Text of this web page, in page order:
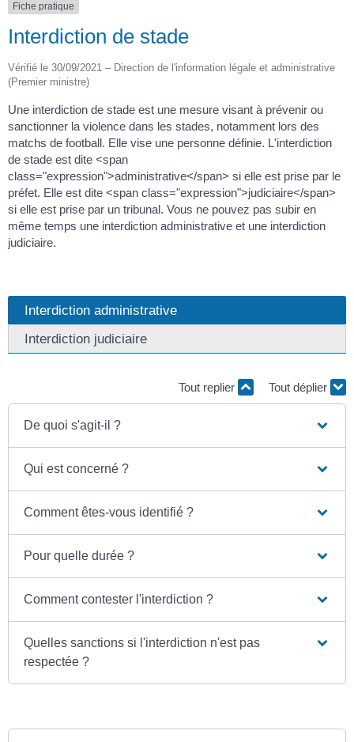
Fiche pratique
Interdiction de stade
Vérifié le 30/09/2021 – Direction de l'information légale et administrative
(Premier ministre)
Une interdiction de stade est une mesure visant à prévenir ou
sanctionner la violence dans les stades, notamment lors des
matchs de football. Elle vise une personne définie. L'interdiction
de stade est dite <span
class="expression">administrative</span> si elle est prise par le
préfet. Elle est dite <span class="expression">judiciaire</span>
si elle est prise par un tribunal. Vous ne pouvez pas subir en
même temps une interdiction administrative et une interdiction
judiciaire.
Interdiction administrative
Interdiction judiciaire
Tout replier Tout déplier
De quoi s'agit-il ?
Qui est concerné ?
Comment êtes-vous identifié ?
Pour quelle durée ?
Comment contester l'interdiction ?
Quelles sanctions si l'interdiction n'est pas
respectée ?